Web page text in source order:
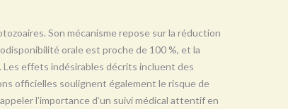
Son mécanisme repose sur la réduction
orale est proche de 100 %, et la
Les effets indésirables décrits incluent des
officielles soulignent également le risque de
l’importance d’un suivi médical attentif en